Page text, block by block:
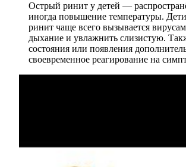
Острый ринит у детей —
иногда повышение температуры.
ринит чаще всего вызывается
дыхание и увлажнить слизистую.
состояния или появления
своевременное реагирование на